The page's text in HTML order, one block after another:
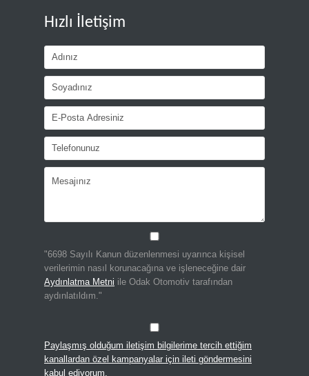
Hızlı İletişim
"6698 Sayılı Kanun düzenlenmesi uyarınca kişisel
verilerimin nasıl korunacağına ve işleneceğine dair
Aydınlatma Metni ile Odak Otomotiv tarafından
aydınlatıldım."
Paylaşmış olduğum iletişim bilgilerime tercih ettiğim
kanallardan özel kampanyalar için ileti göndermesini
kabul ediyorum.